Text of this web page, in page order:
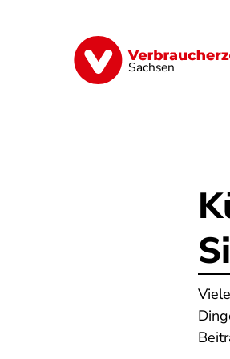
Sachsen
Vorsorge Verträge